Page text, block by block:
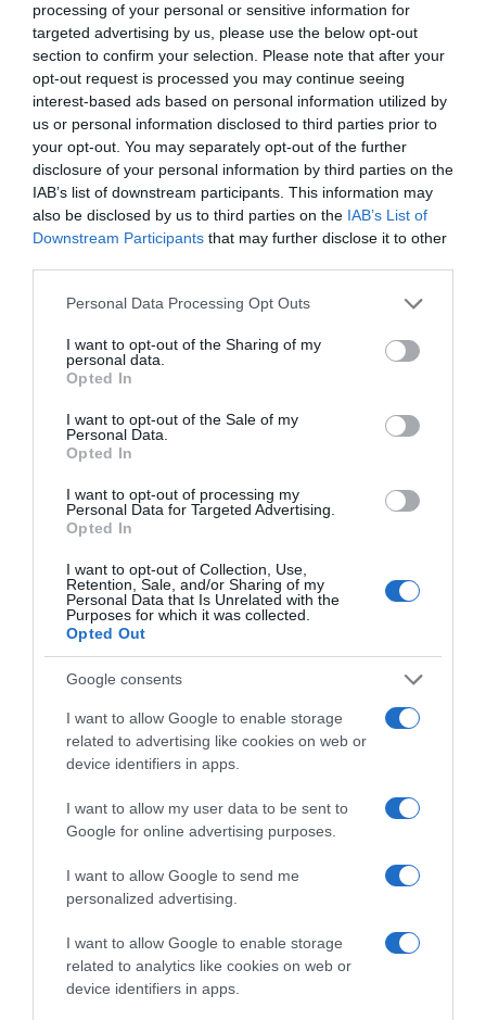
processing of your personal or sensitive information for
targeted advertising by us, please use the below opt-out
section to confirm your selection. Please note that after your
opt-out request is processed you may continue seeing
interest-based ads based on personal information utilized by
us or personal information disclosed to third parties prior to
your opt-out. You may separately opt-out of the further
disclosure of your personal information by third parties on the
IAB’s list of downstream participants. This information may
also be disclosed by us to third parties on the IAB’s List of
Downstream Participants that may further disclose it to other
Please note that this website/app uses one or more Google
not limited to your visit or usage behaviour. You may click to
grant or deny consent to Google and its third-party tags to
use your data for below specified purposes in below Google
consent section.
Personal Data Processing Opt Outs
I want to opt-out of the Sharing of my
personal data.
Opted In
I want to opt-out of the Sale of my
Personal Data.
Opted In
I want to opt-out of processing my
Personal Data for Targeted Advertising.
Opted In
I want to opt-out of Collection, Use,
Retention, Sale, and/or Sharing of my
Personal Data that Is Unrelated with the
Purposes for which it was collected.
Opted Out
Google consents
I want to allow Google to enable storage
related to advertising like cookies on web or
device identifiers in apps.
I want to allow my user data to be sent to
Google for online advertising purposes.
I want to allow Google to send me
personalized advertising.
I want to allow Google to enable storage
related to analytics like cookies on web or
device identifiers in apps.
Megosztás: Facebook Twitter Pinterest
Címkék: Balaton,szingliség,Szigligeti Ivett, tánc
vidámság
Korábbi bejegyzések Következő bejegyzés
HASONLÓ BEJEGYZÉSEK
2026-08-10.
Hogyan keltsd fel a figyelmet a társkereső profiloddal?
Így készíts bélbarát, szuperlaktató reggelit